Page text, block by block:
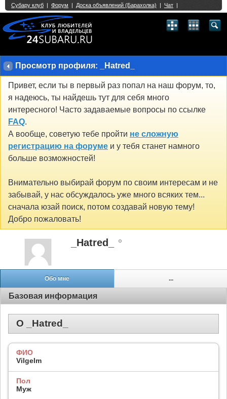
Просмотр профиля: _Hatred_
Привет, если ты в первый раз попал на наш форум, то,
я надеюсь, ты найдешь тут для себя много
интересного! Часто задаваемые вопросы по ссылке
FAQ.
А вообще, советую тебе пройти не сложную
регистрацию на форуме и у тебя станет намного
больше возможностей!
Внимательно выбирай форум по своим интересам и не
забывай, у нас обсуждалось уже много всяких тем...
сначала юзай поиск, потом создавай новую тему!
Добро пожаловать!
_Hatred_
Обо мне ...
Базовая информация
О _Hatred_
ФИО
Vilgelm
Пол
Муж
Single Sign On provided byvBSSO
2 3 4 5 6 7 8 9 10 11 12 13 21 22 23 24 25 26
27 28 29 30 31 32 33 40 41 42 43